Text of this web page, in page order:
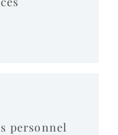
personnel